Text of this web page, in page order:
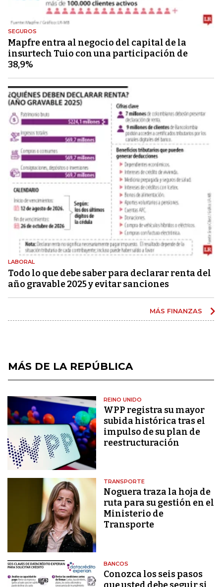
SEGUROS
Mapfre entra al negocio del capital de la
insurtech Tuio con una participación de
38,9%
LABORAL
Todo lo que debe saber para declarar renta del
año gravable 2025 y evitar sanciones
MÁS FINANZAS
MÁS DE LA REPÚBLICA
REINO UNIDO
WPP registra su mayor
subida histórica tras el
impulso de su plan de
reestructuración
TRANSPORTE
Noguera traza la hoja de
ruta para su gestión en el
Ministerio de
Transporte
BANCOS
Conozca los seis pasos
que usted debe seguir si